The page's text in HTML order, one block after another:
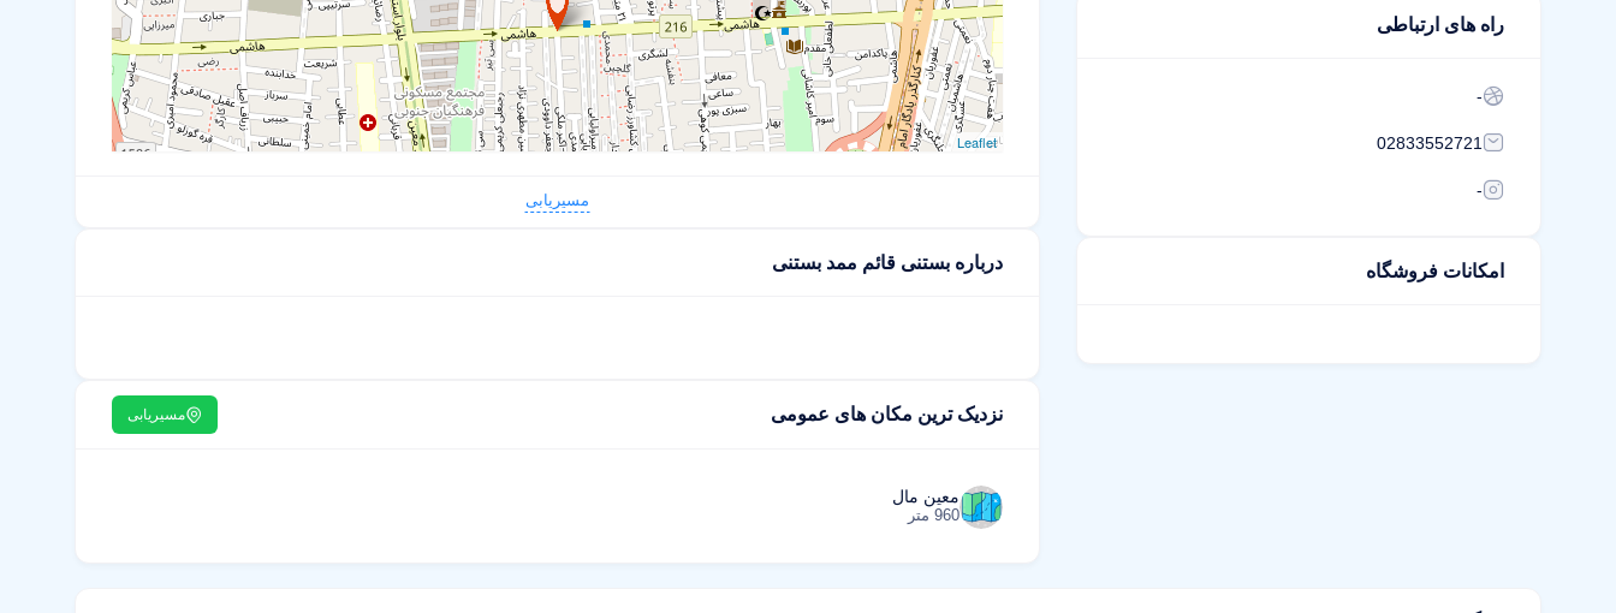
راه های ارتباطی
-
02833552721
-
امکانات فروشگاه
Leaflet
مسیریابی
درباره بستنی قائم ممد بستنی
نزدیک ترین مکان های عمومی مسیریابی
معین مال
960 متر